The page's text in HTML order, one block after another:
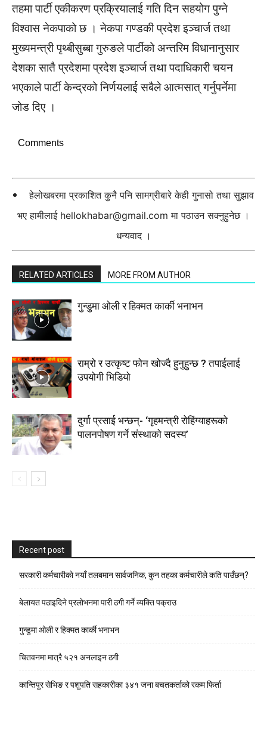
तहमा पार्टी एकीकरण प्रक्रियालाई गति दिन सहयोग पुग्ने
विश्वास नेकपाको छ । नेकपा गण्डकी प्रदेश इञ्चार्ज तथा
मुख्यमन्त्री पृथ्बीसुब्बा गुरुङले पार्टीको अन्तरिम विधानानुसार
देशका सातै प्रदेशमा प्रदेश इञ्चार्ज तथा पदाधिकारी चयन
भएकाले पार्टी केन्द्रको निर्णयलाई सबैले आत्मसात् गर्नुपर्नेमा
जोड दिए ।
Comments
हेलोखबरमा प्रकाशित कुनै पनि सामग्रीबारे केही गुनासो तथा सुझाव
भए हामीलाई hellokhabar@gmail.com मा पठाउन सक्नुहुनेछ ।
धन्यवाद ।
RELATED ARTICLES MORE FROM AUTHOR
गुन्डुमा ओली र हिक्मत कार्की भनाभन
राम्रो र उत्कृष्ट फोन खोज्दै हुनुहुन्छ ? तपाईलाई
उपयोगी भिडियो
दुर्गा प्रसाई भन्छन्- ‘गृहमन्त्री रोहिंग्याहरूको
पालनपोषण गर्ने संस्थाको सदस्य’
Recent post
सरकारी कर्मचारीकाे नयाँ तलबमान सार्वजनिक, कुन तहका कर्मचारीले कति पाउँछन्?
बेलायत पठाइदिने प्रलाेभनमा पारी ठगी गर्ने व्यक्ति पक्राउ
गुन्डुमा ओली र हिक्मत कार्की भनाभन
चितवनमा मात्रै ५२१ अनलाइन ठगी
कान्तिपुर सेभिङ र पशुपति सहकारीका ३४१ जना बचतकर्ताको रकम फिर्ता